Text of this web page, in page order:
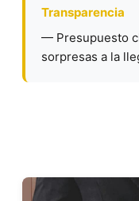
Transparencia
— Presupuesto
sorpresas a la